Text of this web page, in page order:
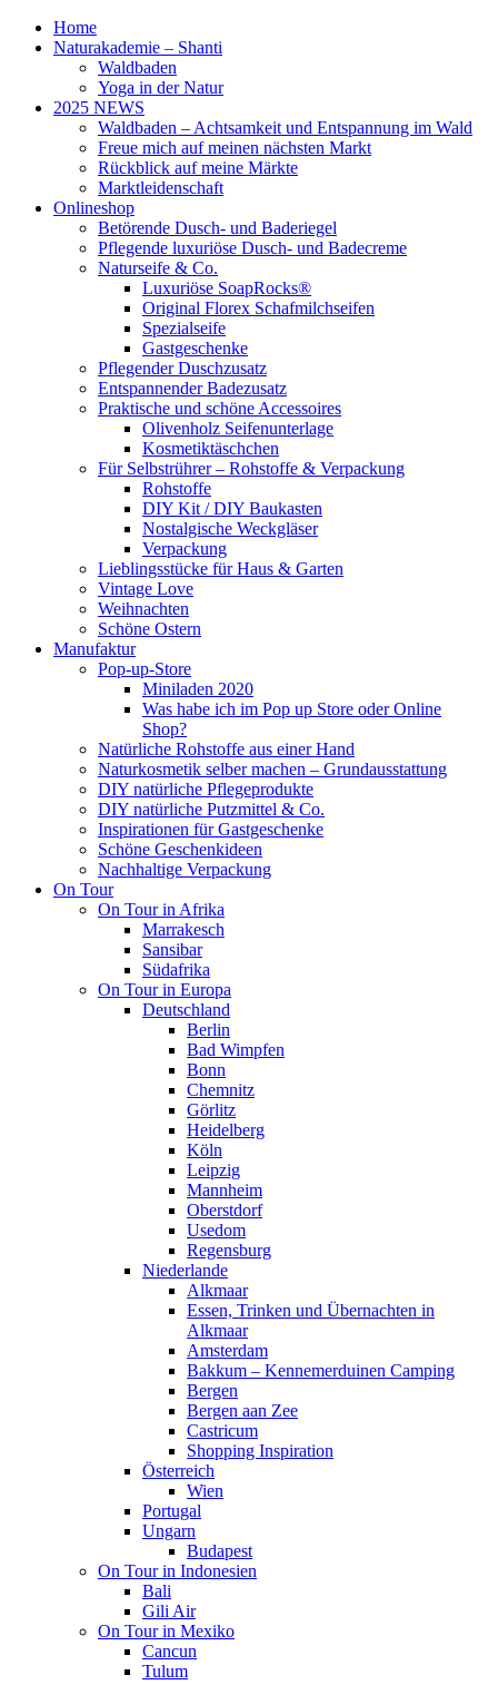
Home
Naturakademie – Shanti
Waldbaden
Yoga in der Natur
2025 NEWS
Waldbaden – Achtsamkeit und Entspannung im Wald
Freue mich auf meinen nächsten Markt
Rückblick auf meine Märkte
Marktleidenschaft
Onlineshop
Betörende Dusch- und Baderiegel
Pflegende luxuriöse Dusch- und Badecreme
Naturseife & Co.
Luxuriöse SoapRocks®
Original Florex Schafmilchseifen
Spezialseife
Gastgeschenke
Pflegender Duschzusatz
Entspannender Badezusatz
Praktische und schöne Accessoires
Olivenholz Seifenunterlage
Kosmetiktäschchen
Für Selbstrührer – Rohstoffe & Verpackung
Rohstoffe
DIY Kit / DIY Baukasten
Nostalgische Weckgläser
Verpackung
Lieblingsstücke für Haus & Garten
Vintage Love
Weihnachten
Schöne Ostern
Manufaktur
Pop-up-Store
Miniladen 2020
Was habe ich im Pop up Store oder Online
Shop?
Natürliche Rohstoffe aus einer Hand
Naturkosmetik selber machen – Grundausstattung
DIY natürliche Pflegeprodukte
DIY natürliche Putzmittel & Co.
Inspirationen für Gastgeschenke
Schöne Geschenkideen
Nachhaltige Verpackung
On Tour
On Tour in Afrika
Marrakesch
Sansibar
Südafrika
On Tour in Europa
Deutschland
Berlin
Bad Wimpfen
Bonn
Chemnitz
Görlitz
Heidelberg
Köln
Leipzig
Mannheim
Oberstdorf
Usedom
Regensburg
Niederlande
Alkmaar
Essen, Trinken und Übernachten in
Alkmaar
Amsterdam
Bakkum – Kennemerduinen Camping
Bergen
Bergen aan Zee
Castricum
Shopping Inspiration
Österreich
Wien
Portugal
Ungarn
Budapest
On Tour in Indonesien
Bali
Gili Air
On Tour in Mexiko
Cancun
Tulum